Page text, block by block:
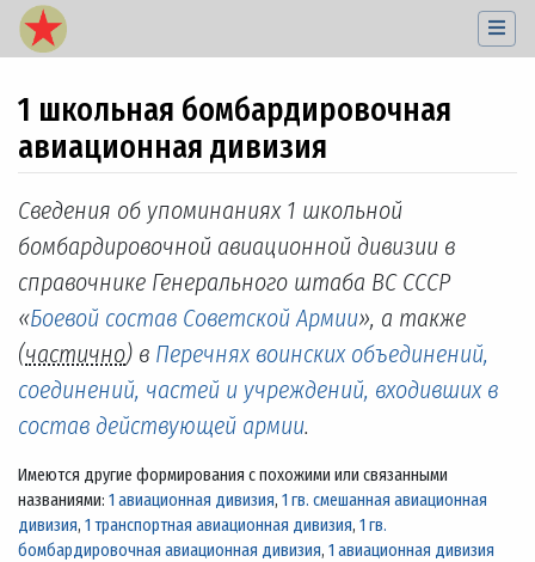
1 школьная бомбардировочная
авиационная дивизия
Перейти к:навигация,поиск
Сведения об упоминаниях 1 школьной
бомбардировочной авиационной дивизии в
справочнике Генерального штаба ВС СССР
«Боевой состав Советской Армии», а также
(частично) в Перечнях воинских объединений,
соединений, частей и учреждений, входивших в
состав действующей армии.
Имеются другие формирования с похожими или связанными
названиями: 1 авиационная дивизия, 1 гв. смешанная авиационная
дивизия, 1 транспортная авиационная дивизия, 1 гв.
бомбардировочная авиационная дивизия, 1 авиационная дивизия